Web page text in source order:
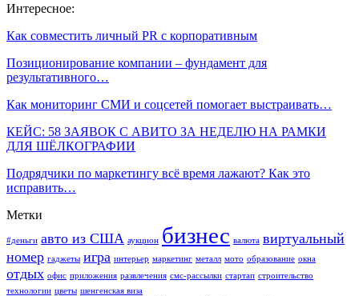
Интересное:
Как совместить личный PR с корпоративным
Позиционирование компании – фундамент для
результативного…
Как мониторинг СМИ и соцсетей помогает выстраивать…
КЕЙС: 58 ЗАЯВОК С АВИТО ЗА НЕДЕЛЮ НА РАМКИ
ДЛЯ ШЁЛКОГРАФИИ
Подрядчики по маркетингу всё время лажают? Как это
исправить…
Метки
#деньги авто из США аукцион бизнес валюта виртуальный
номер гаджеты игра интерьер маркетинг металл мото образование окна
отдых офис приложения развлечения смс-рассылки стартап строительство
технологии цветы шенгенская виза